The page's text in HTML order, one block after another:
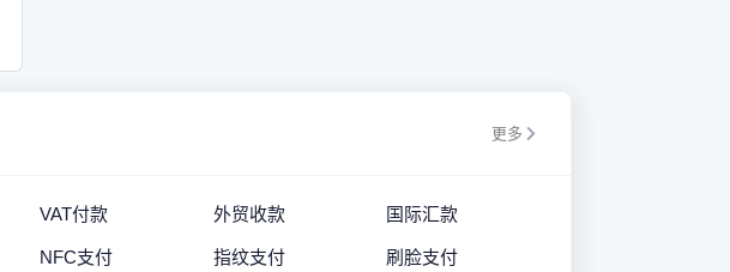
更多
VAT付款 外贸收款 国际汇款
NFC支付 指纹支付 刷脸支付